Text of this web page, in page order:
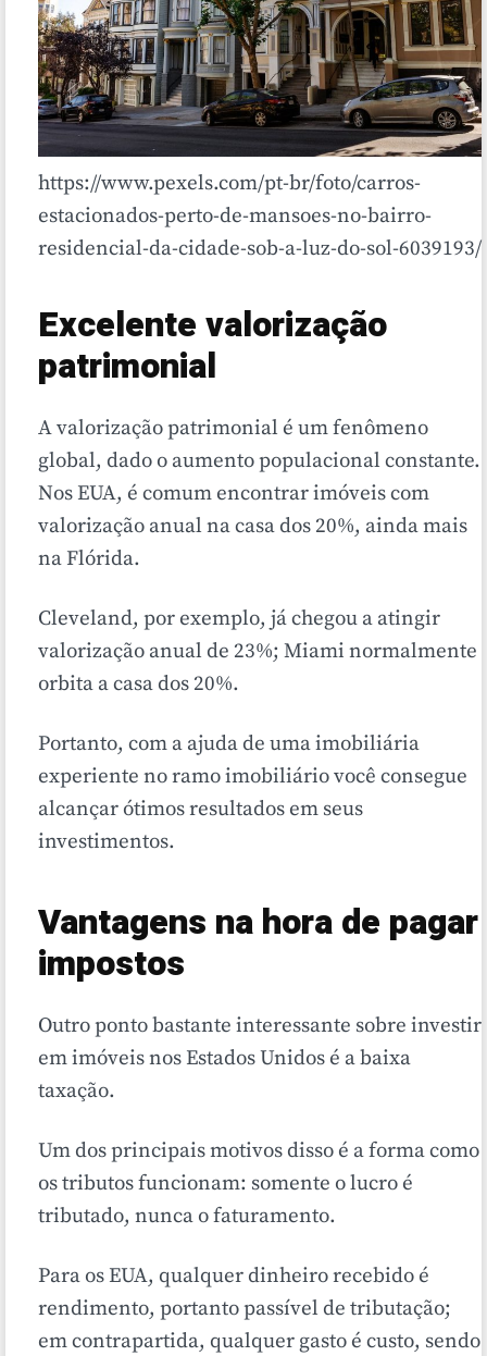
https://www.pexels.com/pt-br/foto/carros-
estacionados-perto-de-mansoes-no-bairro-
residencial-da-cidade-sob-a-luz-do-sol-6039193/
Excelente valorização
patrimonial
A valorização patrimonial é um fenômeno
global, dado o aumento populacional constante.
Nos EUA, é comum encontrar imóveis com
valorização anual na casa dos 20%, ainda mais
na Flórida.
Cleveland, por exemplo, já chegou a atingir
valorização anual de 23%; Miami normalmente
orbita a casa dos 20%.
Portanto, com a ajuda de uma imobiliária
experiente no ramo imobiliário você consegue
alcançar ótimos resultados em seus
investimentos.
Vantagens na hora de pagar
impostos
Outro ponto bastante interessante sobre investir
em imóveis nos Estados Unidos é a baixa
taxação.
Um dos principais motivos disso é a forma como
os tributos funcionam: somente o lucro é
tributado, nunca o faturamento.
Para os EUA, qualquer dinheiro recebido é
rendimento, portanto passível de tributação;
em contrapartida, qualquer gasto é custo, sendo